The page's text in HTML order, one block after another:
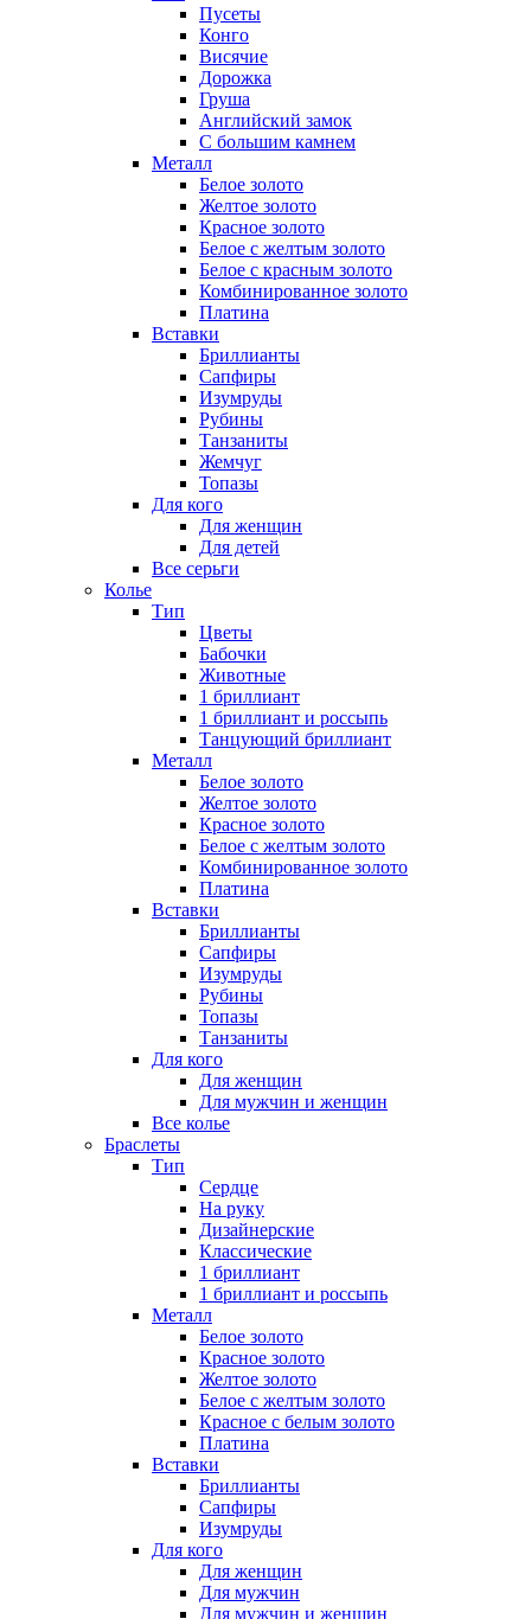
Пусеты
Конго
Висячие
Дорожка
Груша
Английский замок
С большим камнем
Металл
Белое золото
Желтое золото
Красное золото
Белое с желтым золото
Белое с красным золото
Комбинированное золото
Платина
Вставки
Бриллианты
Сапфиры
Изумруды
Рубины
Танзаниты
Жемчуг
Топазы
Для кого
Для женщин
Для детей
Все серьги
Колье
Тип
Цветы
Бабочки
Животные
1 бриллиант
1 бриллиант и россыпь
Танцующий бриллиант
Металл
Белое золото
Желтое золото
Красное золото
Белое с желтым золото
Комбинированное золото
Платина
Вставки
Бриллианты
Сапфиры
Изумруды
Рубины
Топазы
Танзаниты
Для кого
Для женщин
Для мужчин и женщин
Все колье
Браслеты
Тип
Сердце
На руку
Дизайнерские
Классические
1 бриллиант
1 бриллиант и россыпь
Металл
Белое золото
Красное золото
Желтое золото
Белое с желтым золото
Красное с белым золото
Платина
Вставки
Бриллианты
Сапфиры
Изумруды
Для кого
Для женщин
Для мужчин
Для мужчин и женщин